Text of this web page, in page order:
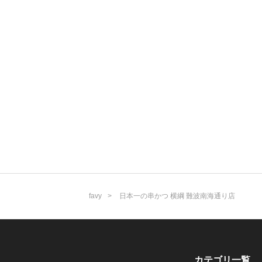
favy 日本一の串かつ 横綱 難波南海通り店
カテゴリ一覧